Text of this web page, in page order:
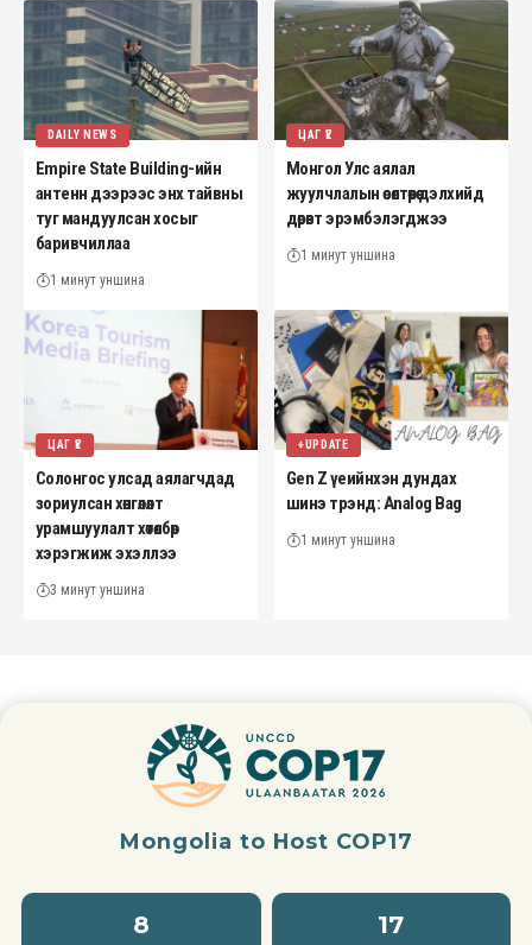
DAILY NEWS
Empire State Building-ийн
антенн дээрээс энх тайвны
туг мандуулсан хосыг
баривчиллаа
1 минут уншина
ЦАГ ҮЕ
Монгол Улс аялал
жуулчлалын өсөлтөөрөө дэлхийд
дөрөвт эрэмбэлэгджээ
1 минут уншина
ЦАГ ҮЕ
Солонгос улсад аялагчдад
зориулсан хөнгөлөлт
урамшуулалт хөтөлбөр
хэрэгжиж эхэллээ
3 минут уншина
+UPDATE
Gen Z үеийнхэн дундах
шинэ трэнд: Analog Bag
1 минут уншина
Mongolia to Host COP17
8 17